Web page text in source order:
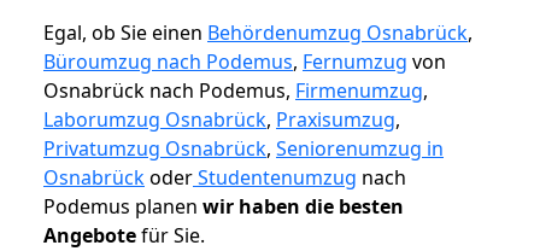
Egal, ob Sie einen Behördenumzug Osnabrück,
Büroumzug nach Podemus, Fernumzug von
Osnabrück nach Podemus, Firmenumzug,
Laborumzug Osnabrück, Praxisumzug,
Privatumzug Osnabrück, Seniorenumzug in
OsnabrückoderStudentenumzug nach
Podemus planen wir haben die besten
Angebotefür Sie.